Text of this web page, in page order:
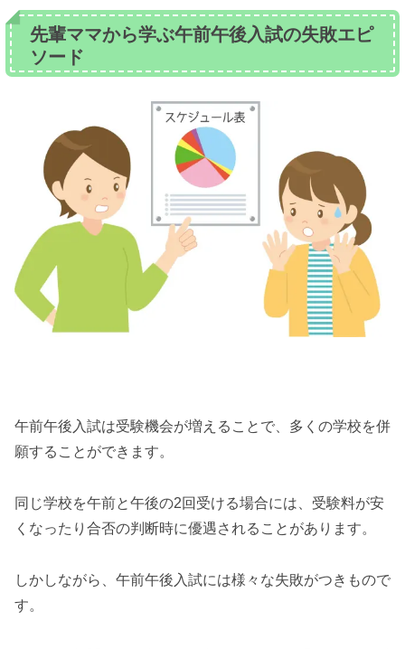
先輩ママから学ぶ午前午後入試の失敗エピ
ソード
午前午後入試は受験機会が増えることで、多くの学校を併
願することができます。
同じ学校を午前と午後の2回受ける場合には、受験料が安
くなったり合否の判断時に優遇されることがあります。
しかしながら、午前午後入試には様々な失敗がつきもので
す。